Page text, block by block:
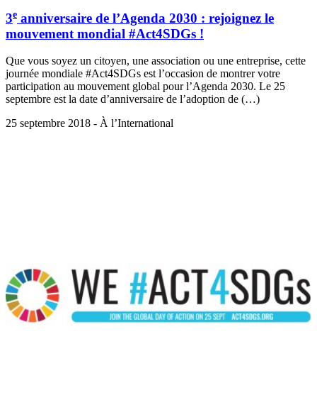
3e anniversaire de l’Agenda 2030 : rejoignez le
mouvement mondial #Act4SDGs !
Que vous soyez un citoyen, une association ou une entreprise, cette
journée mondiale #Act4SDGs est l’occasion de montrer votre
participation au mouvement global pour l’Agenda 2030. Le 25
septembre est la date d’anniversaire de l’adoption de (…)
25 septembre 2018 - À l’International